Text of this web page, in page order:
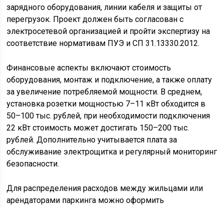
зарядного оборудования, линии кабеля и защиты от
перегрузок. Проект должен быть согласован с
электросетевой организацией и пройти экспертизу на
соответствие нормативам ПУЭ и СП 31.13330.2012.
Финансовые аспекты включают стоимость
оборудования, монтаж и подключение, а также оплату
за увеличение потребляемой мощности. В среднем,
установка розетки мощностью 7–11 кВт обходится в
50–100 тыс. рублей, при необходимости подключения
22 кВт стоимость может достигать 150–200 тыс.
рублей. Дополнительно учитывается плата за
обслуживание электрощитка и регулярный мониторинг
безопасности.
Для распределения расходов между жильцами или
арендаторами паркинга можно оформить